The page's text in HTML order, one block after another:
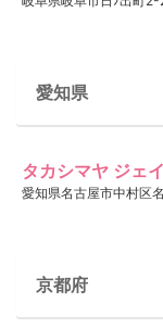
愛知県
タカシマヤ ジェ
愛知県名古屋市中村区
京都府